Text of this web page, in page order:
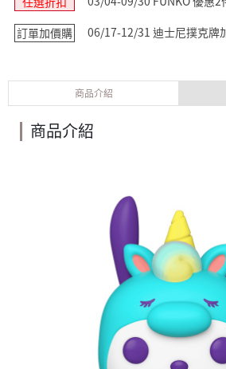
訂單加價購
06/17-12/31 迪士尼撲克牌
商品介紹
商品介紹